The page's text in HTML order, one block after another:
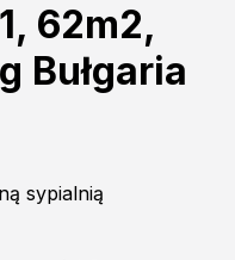
62m2,
Bułgaria
sypialnią